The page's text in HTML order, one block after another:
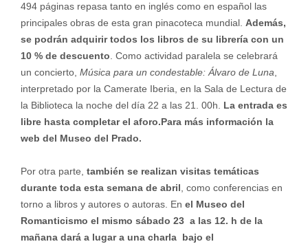
494 páginas repasa tanto en inglés como en español las
principales obras de esta gran pinacoteca mundial. Además,
se podrán adquirir todos los libros de su librería con un
10 % de descuento . Como actividad paralela se celebrará
un concierto, Música para un condestable: Álvaro de Luna
interpretado por la Camerate Iberia, en la Sala de Lectura de
la Biblioteca la noche del día 22 a las 21. 00h. La entrada es
libre hasta completar el aforo.Para más información la
web del Museo del Prado.
Por otra parte, también se realizan visitas temáticas
durante toda esta semana de abril , como conferencias en
torno a libros y autores o autoras. En el Museo del
Romanticismo el mismo sábado 23 a las 12. h de la
mañana dará a lugar a una charla bajo el